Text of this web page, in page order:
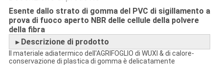
Esente dallo strato di gomma del PVC di sigillamento a
prova di fuoco aperto NBR delle cellule della polvere
della fibra
► Descrizione di prodotto
Il materiale adiatermico dell'AGRIFOGLIO di WUXI & di calore-
conservazione di plastica di gomma è delicatamente